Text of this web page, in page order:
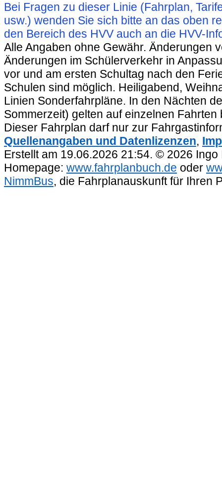
Bei Fragen zu dieser Linie (Fahrplan,
usw.) wenden Sie sich bitte an das oben
den Bereich des HVV auch an die HVV-
Alle Angaben ohne Gewähr. Änderungen
Änderungen im Schülerverkehr in
vor und am ersten Schultag nach den
Schulen sind möglich. Heiligabend,
Linien Sonderfahrpläne. In den Nächten
Sommerzeit) gelten auf einzelnen
Dieser Fahrplan darf nur zur
Quellenangaben und Datenlizenzen,
Erstellt am 19.06.2026 21:54. © 2026
Homepage: www.fahrplanbuch.de oder
NimmBus, die Fahrplanauskunft für Ihren